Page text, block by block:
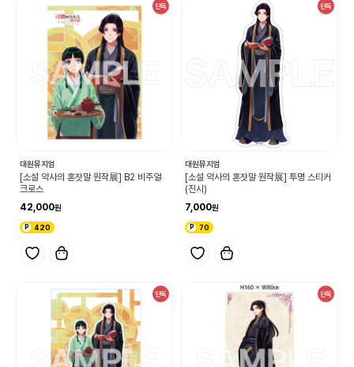
단독
대원뮤지엄
[소설 약사의 혼잣말 원작展] B2 비주얼
크로스
42,000
420
단독
대원뮤지엄
[소설 약사의 혼잣말 원작展] 투명 스티커
(진시)
7,000
70
단독 단독